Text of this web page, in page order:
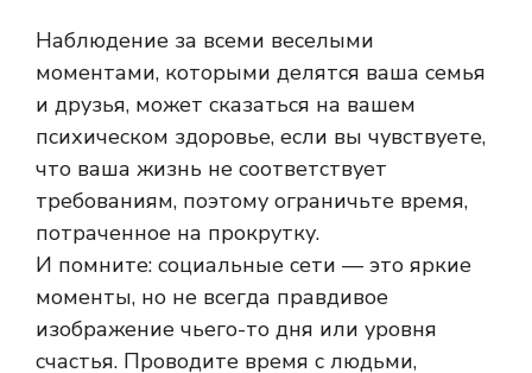
Наблюдение за всеми веселыми
моментами, которыми делятся ваша семья
и друзья, может сказаться на вашем
психическом здоровье, если вы чувствуете,
что ваша жизнь не соответствует
требованиям, поэтому ограничьте время,
потраченное на прокрутку.
И помните: социальные сети — это яркие
моменты, но не всегда правдивое
изображение чьего-то дня или уровня
счастья. Проводите время с людьми,